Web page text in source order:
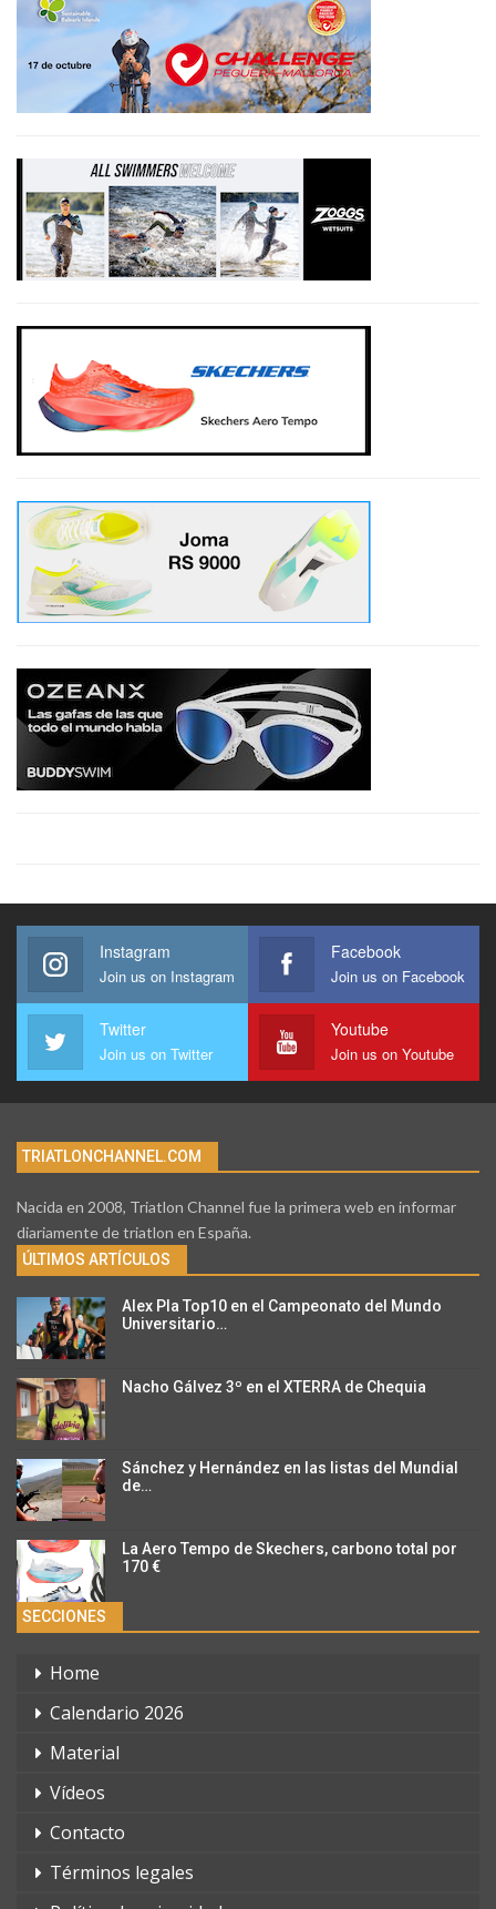
Instagram
Join us on Instagram
Facebook
Join us on Facebook
Twitter
Join us on Twitter
Youtube
Join us on Youtube
TRIATLONCHANNEL.COM
Nacida en 2008, Triatlon Channel fue la primera web en informar
diariamente de triatlon en España.
ÚLTIMOS ARTÍCULOS
Alex Pla Top10 en el Campeonato del Mundo
Universitario…
Nacho Gálvez 3º en el XTERRA de Chequia
Sánchez y Hernández en las listas del Mundial
de…
La Aero Tempo de Skechers, carbono total por
170 €
SECCIONES
Home
Calendario 2026
Material
Vídeos
Contacto
Términos legales